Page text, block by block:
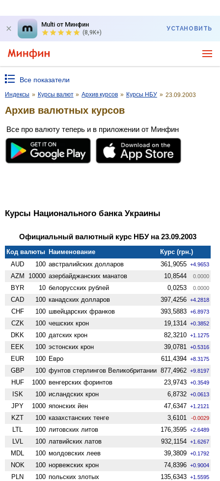
Multi от Минфин
(8,9K+)
УСТАНОВИТЬ
Все показатели
Индексы » Курсы валют » Архив курсов » Курсы НБУ » 23.09.2003
Архив валютных курсов
Все про валюту теперь и в приложении от Минфин
Курсы Национального банка Украины
Официальный валютный курс НБУ на 23.09.2003
Код валюты Наименование
Курс (грн.)
AUD
100 австралийских долларов 361,9055 +4.9653
AZM 10000 азербайджанских манатов 10,8544 0.0000
BYR 10 белорусских рублей 0,0253 0.0000
CAD 100 канадских долларов 397,4256 +4.2818
CHF 100 швейцарских франков 393,5883 +6.8973
CZK 100 чешских крон 19,1314 +0.3852
DKK 100 датских крон 82,3210 +1.1275
EEK 100 эстонских крон 39,0781 +0.5316
EUR 100 Евро 611,4394 +8.3175
GBP 100 фунтов стерлингов Велико­британии 877,4962 +9.8197
HUF 1000 венгерских форинтов 23,9743 +0.3549
ISK 100 исландских крон 6,8732 +0.0613
JPY 1000 японских йен 47,6347 +1.2121
KZT 100 казахстанских тенге 3,6101 -0.0029
LTL 100 литовских литов 176,3595 +2.6489
LVL 100 латвийских латов 932,1154 +1.6267
MDL 100 молдовских леев 39,3809 +0.1792
NOK 100 норвежских крон 74,8396 +0.9004
PLN 100 польских злотых 135,6343 +1.5595